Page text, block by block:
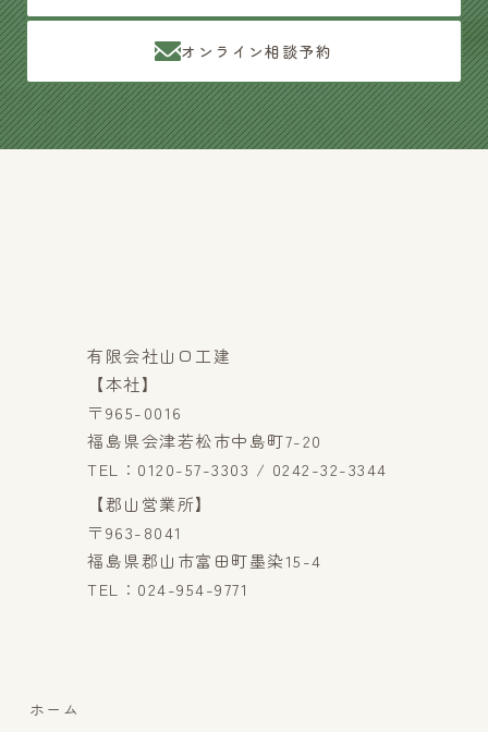
オンライン相談予約
有限会社山口工建
【本社】
〒965-0016
福島県会津若松市中島町7-20
TEL：0120-57-3303 / 0242-32-3344
【郡山営業所】
〒963-8041
福島県郡山市富田町墨染15-4
TEL：024-954-9771
ホーム